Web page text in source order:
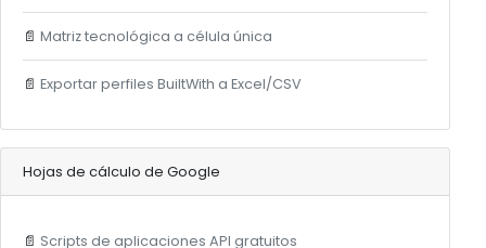
📄 Matriz tecnológica a célula única
📄 Exportar perfiles BuiltWith a Excel/CSV
Hojas de cálculo de Google
📄 Scripts de aplicaciones API gratuitos